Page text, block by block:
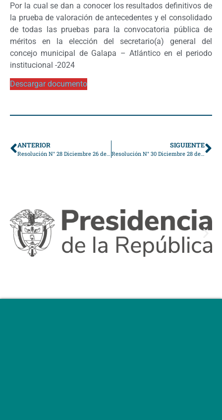
Por la cual se dan a conocer los resultados definitivos de
la prueba de valoración de antecedentes y el consolidado
de todas las pruebas para la convocatoria pública de
méritos en la elección del secretario(a) general del
concejo municipal de Galapa – Atlántico en el periodo
institucional -2024
Descargar documento
ANTERIOR
Resolución N° 28 Diciembre 26 de 2023
SIGUIENTE
Resolución N° 30 Diciembre 28 de 2023